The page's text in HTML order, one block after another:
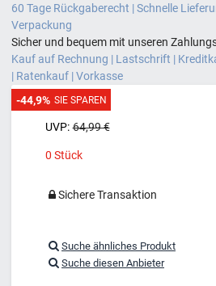
60 Tage Rückgaberecht | Schnelle
Verpackung
Sicher und bequem mit unseren
Kauf auf Rechnung | Lastschrift |
| Ratenkauf | Vorkasse
UVP: 64,99 €
0 Stück
-44,9% SIE SPAREN
Sichere Transaktion
Suche ähnliches Produkt
Suche diesen Anbieter